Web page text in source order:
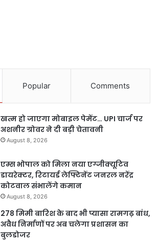
Popular Comments
खत्म हो जाएगा मोबाइल पेमेंट… UPI चार्ज पर
अशनीर ग्रोवर ने दी बड़ी चेतावनी
August 8, 2026
एम्स भोपाल को मिला नया एग्जीक्यूटिव
डायरेक्टर, रिटायर्ड लेफ्टिनेंट जनरल नरेंद्र
कोटवाल संभालेंगे कमान
August 8, 2026
278 मिमी बारिश के बाद भी प्यासा रामगढ़ बांध,
अवैध निर्माणों पर अब चलेगा प्रशासन का
बुलडोजर